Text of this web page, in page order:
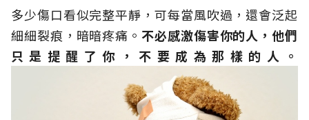
多少傷口看似完整平靜，可每當風吹過，還會泛起
細細裂痕，暗暗疼痛。 不必感激傷害你的人，他們
只是提醒了你，不要成為那樣的人。